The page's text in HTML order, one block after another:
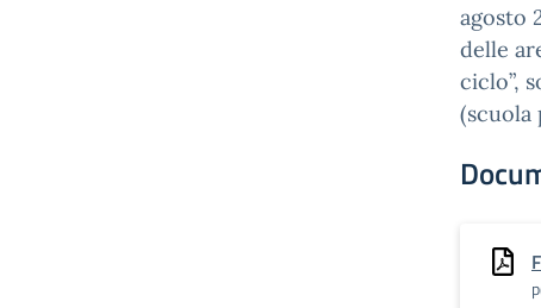
agosto
delle
ciclo”,
(scuola